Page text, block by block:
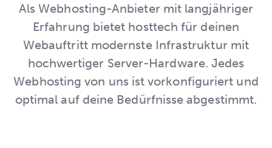
Als Webhosting-Anbieter mit langjähriger
Erfahrung bietet hosttech für deinen
Webauftritt modernste Infrastruktur mit
hochwertiger Server-Hardware. Jedes
Webhosting von uns ist vorkonfiguriert und
optimal auf deine Bedürfnisse abgestimmt.